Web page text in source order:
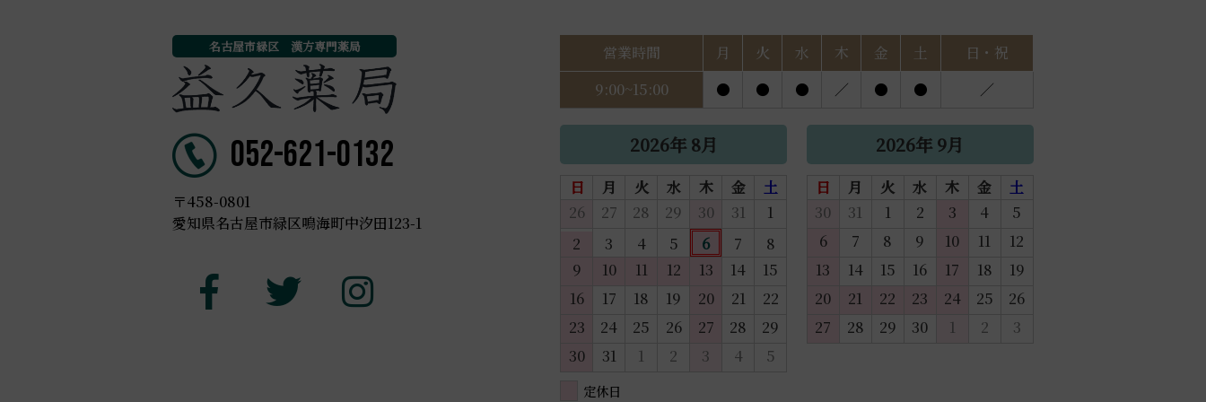
名古屋市緑区 漢方専門薬局
052-621-0132
〒458-0801
愛知県名古屋市緑区鳴海町中汐田123-1
営業時間 月 火 水 木 金 土
日・祝
9:00~15:00
● ● ● ／ ● ● ／
2026年 8月
日 月 火 水 木 金
土
26
27 28 29 30 31
1
2
3 4 5 6 7
8
9
10 11 12 13 14
15
16
17 18 19 20 21
22
23
24 25 26 27 28
29
30
31 1 2 3 4 5
2026年 9月
日 月 火 水 木 金
土
30
31 1 2 3 4
5
6
7 8 9 10 11
12
13
14 15 16 17 18
19
20
21 22 23 24 25
26
27
28 29 30 1 2 3
定休日